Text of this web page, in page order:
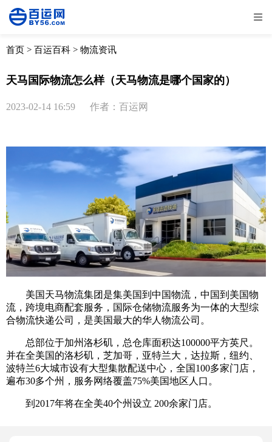
全部 物流资讯
取消
首页 > 百运百科 > 物流资讯
天马国际物流怎么样（天马物流是哪个国家的）
2023-02-14 16:59 作者：百运网
美国天马物流集团是集美国到中国物流，中国到美国物
流，跨境电商配套服务，国际仓储物流服务为一体的大型综
合物流快递公司，是美国最大的华人物流公司。
总部位于加州洛杉矶，总仓库面积达100000平方英尺。
并在全美国的洛杉矶，芝加哥，亚特兰大，达拉斯，纽约、
波特兰6大城市设有大型集散配送中心，全国100多家门店，
遍布30多个州，服务网络覆盖75%美国地区人口。
到2017年将在全美40个州设立 200余家门店。